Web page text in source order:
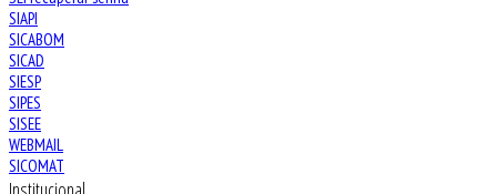
SIAPI
SICABOM
SICAD
SIESP
SIPES
SISEE
WEBMAIL
SICOMAT